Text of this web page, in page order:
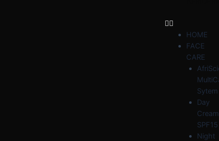
HOME
FACE
CARE
Sytem
Day
Cream
SPF15
Night